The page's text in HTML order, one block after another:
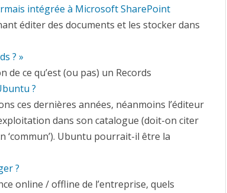
intégrée à Microsoft SharePoint
éditer des documents et les stocker dans
? »
ce qu’est (ou pas) un Records
?
ces dernières années, néanmoins l’éditeur
dans son catalogue (doit-on citer
‘commun’). Ubuntu pourrait-il être la
?
online / offline de l’entreprise, quels